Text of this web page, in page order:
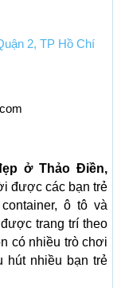
2, TP Hồ Chí
ở Thảo Điền,
được các bạn trẻ
ô tô và
trang trí theo
có nhiều trò chơi
hút nhiều bạn trẻ